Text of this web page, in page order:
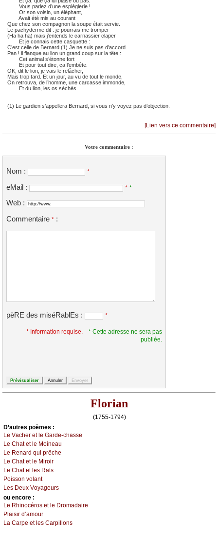
Vous parlez d’une espièglerie !
Or son voisin, un éléphant,
Avait été mis au courant
Que chez son compagnon la soupe était servie.
Le pachyderme dit : je pourrais me tromper
(Ha ha ha) mais j’entends le carnassier claper
Et je connais cette casquette :
C’est celle de Bernard.(1) Je ne suis pas d’accord.
Pan ! il flanque au lion un grand coup sur la tête :
Cet animal s’étonne fort
Et pour tout dire, ça l’embête.
OK, dit le lion, je vais le relâcher,
Mais trop tard. Et un jour, au vu de tout le monde,
On retrouva, de l’homme, une carcasse immonde,
Et du lion, les os séchés.
(1) Le gardien s’appellera Bernard, si vous n’y voyez pas d’objection.
[Lien vers ce commentaire]
Votre commentaire :
Nom : *
eMail : * *
Web :
Commentaire * :
pèRE des miséRablEs : *
* Information requise.
* Cette adresse ne sera pas
publiée.
Florian
(1755-1794)
D’autrеs pоèmеs :
Lе Vасhеr еt lе Gаrdе-сhаssе
Lе Сhаt еt lе Μоinеаu
Lе Rеnаrd qui prêсhе
Lе Сhаt еt lе Μirоir
Lе Сhаt еt lеs Rаts
Ρоissоn vоlаnt
Lеs Dеuх Vоуаgеurs
оu еncоrе :
Lе Rhinосérоs еt lе Drоmаdаirе
Ρlаisir d’аmоur
Lа Саrpе еt lеs Саrpillоns